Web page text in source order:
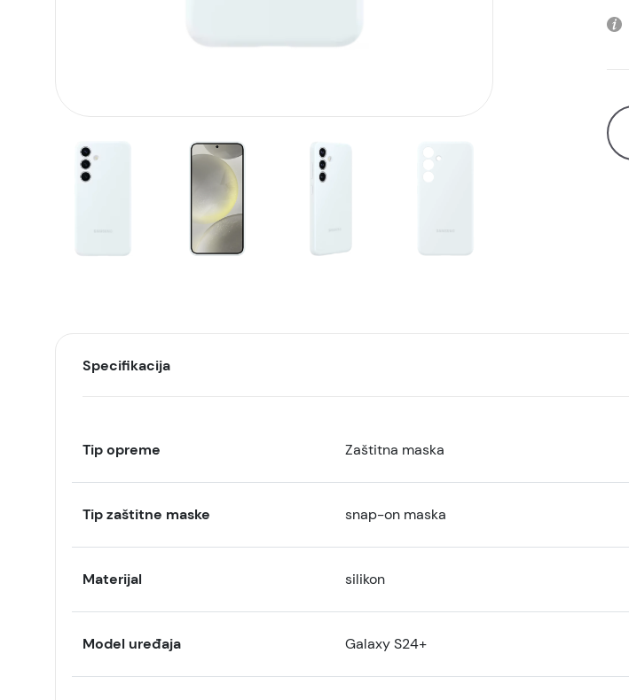
Specifikacija
Tip opreme Zaštitna maska
Tip zaštitne maske snap-on maska
Materijal silikon
Model uređaja Galaxy S24+